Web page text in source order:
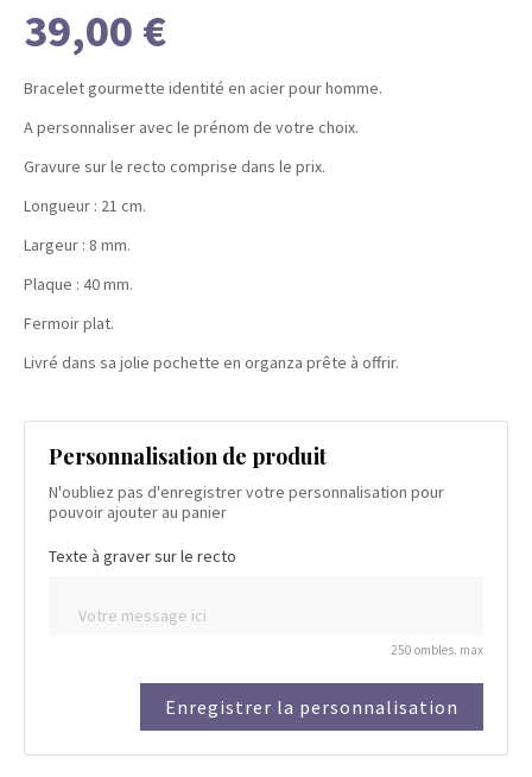
39,00 €
Bracelet gourmette identité en acier pour homme.
A personnaliser avec le prénom de votre choix.
Gravure sur le recto comprise dans le prix.
Longueur : 21 cm.
Largeur : 8 mm.
Plaque : 40 mm.
Fermoir plat.
Livré dans sa jolie pochette en organza prête à offrir.
Personnalisation de produit
N'oubliez pas d'enregistrer votre personnalisation pour
pouvoir ajouter au panier
Texte à graver sur le recto
250 ombles. max
Enregistrer la personnalisation